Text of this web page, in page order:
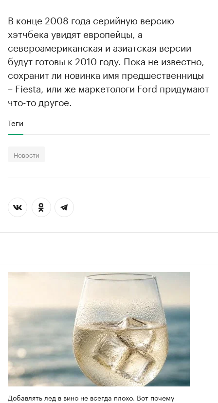
В конце 2008 года серийную версию
хэтчбека увидят европейцы, а
североамериканская и азиатская версии
будут готовы к 2010 году. Пока не известно,
сохранит ли новинка имя предшественницы
– Fiesta, или же маркетологи Ford придумают
что-то другое.
Теги
Новости
Добавлять лед в вино не всегда плохо. Вот почему